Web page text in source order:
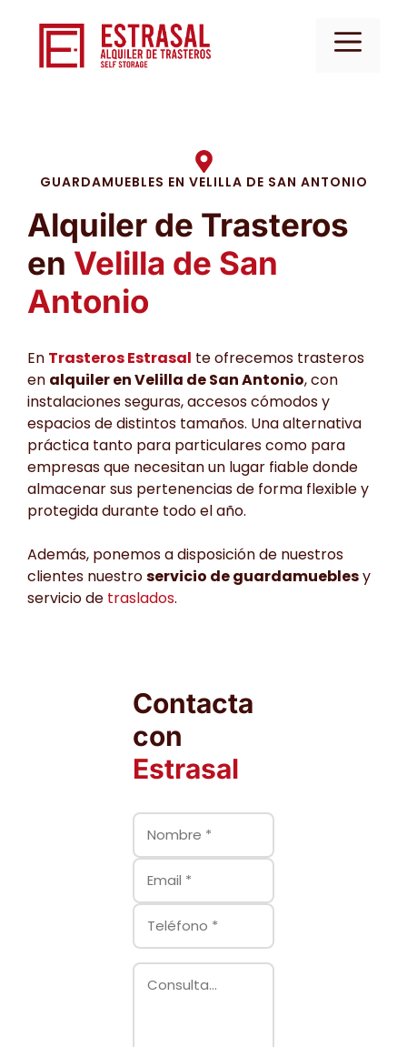
contenido
GUARDAMUEBLES EN VELILLA DE SAN ANTONIO
Alquiler de Trasteros
en Velilla de San
Antonio
En Trasteros Estrasal te ofrecemos trasteros
en alquiler en Velilla de San Antonio, con
instalaciones seguras, accesos cómodos y
espacios de distintos tamaños. Una alternativa
práctica tanto para particulares como para
empresas que necesitan un lugar fiable donde
almacenar sus pertenencias de forma flexible y
protegida durante todo el año.
Además, ponemos a disposición de nuestros
clientes nuestroservicio de guardamueblesy
servicio de traslados.
Contacta
con
Estrasal